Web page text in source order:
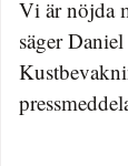
Vi är nöjda
säger